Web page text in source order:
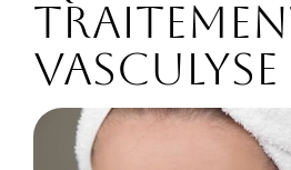
vasculyse